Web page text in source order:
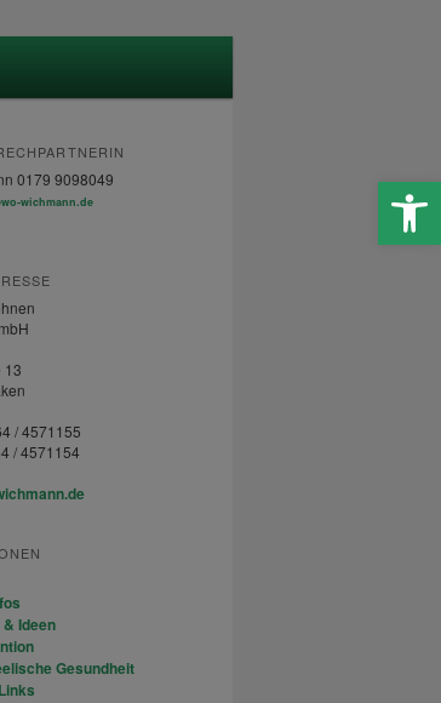
0179 9098049
wichmann.de
13
/ 4571155
/ 4571154
& Ideen
Gesundheit